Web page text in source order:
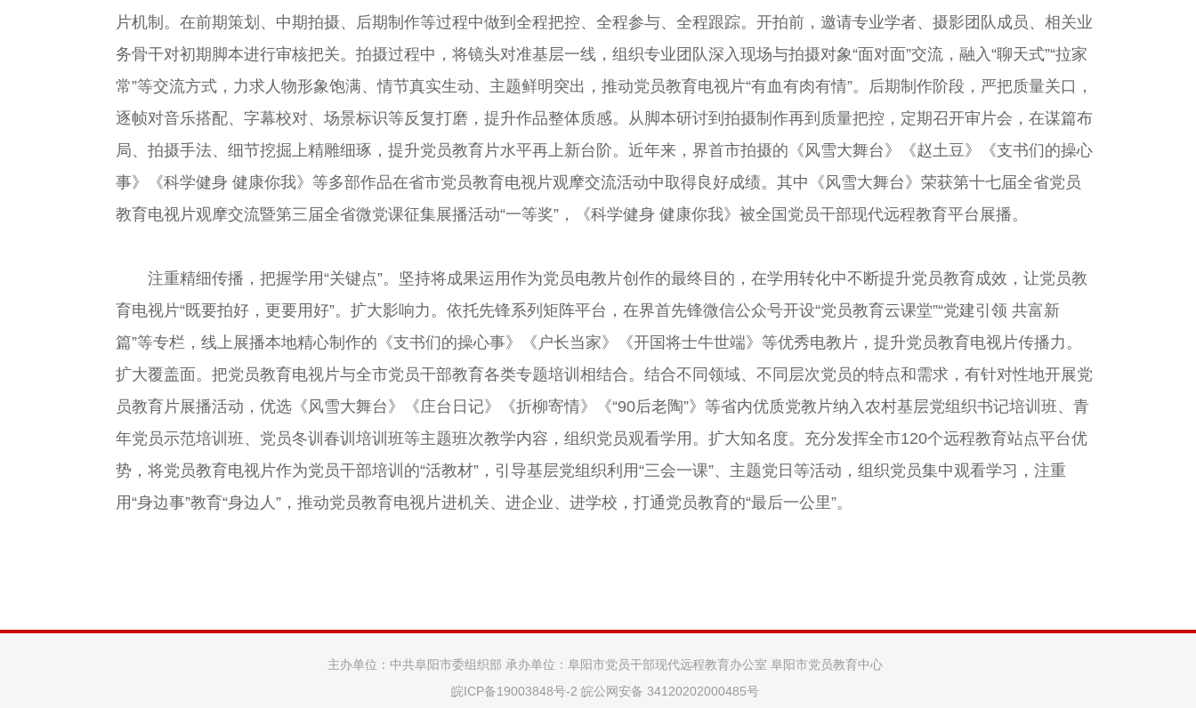
片机制。在前期策划、中期拍摄、后期制作等过程中做到全程把控、全程参与、全程跟踪。开拍前，邀请专业学者、摄影团队成员、相关业
务骨干对初期脚本进行审核把关。拍摄过程中，将镜头对准基层一线，组织专业团队深入现场与拍摄对象“面对面”交流，融入“聊天式”“拉家
常”等交流方式，力求人物形象饱满、情节真实生动、主题鲜明突出，推动党员教育电视片“有血有肉有情”。后期制作阶段，严把质量关口，
逐帧对音乐搭配、字幕校对、场景标识等反复打磨，提升作品整体质感。从脚本研讨到拍摄制作再到质量把控，定期召开审片会，在谋篇布
局、拍摄手法、细节挖掘上精雕细琢，提升党员教育片水平再上新台阶。近年来，界首市拍摄的《风雪大舞台》《赵土豆》《支书们的操心
事》《科学健身 健康你我》等多部作品在省市党员教育电视片观摩交流活动中取得良好成绩。其中《风雪大舞台》荣获第十七届全省党员
教育电视片观摩交流暨第三届全省微党课征集展播活动“一等奖”，《科学健身 健康你我》被全国党员干部现代远程教育平台展播。
注重精细传播，把握学用“关键点”。坚持将成果运用作为党员电教片创作的最终目的，在学用转化中不断提升党员教育成效，让党员教
育电视片“既要拍好，更要用好”。扩大影响力。依托先锋系列矩阵平台，在界首先锋微信公众号开设“党员教育云课堂”“党建引领 共富新
篇”等专栏，线上展播本地精心制作的《支书们的操心事》《户长当家》《开国将士牛世端》等优秀电教片，提升党员教育电视片传播力。
扩大覆盖面。把党员教育电视片与全市党员干部教育各类专题培训相结合。结合不同领域、不同层次党员的特点和需求，有针对性地开展党
员教育片展播活动，优选《风雪大舞台》《庄台日记》《折柳寄情》《“90后老陶”》等省内优质党教片纳入农村基层党组织书记培训班、青
年党员示范培训班、党员冬训春训培训班等主题班次教学内容，组织党员观看学用。扩大知名度。充分发挥全市120个远程教育站点平台优
势，将党员教育电视片作为党员干部培训的“活教材”，引导基层党组织利用“三会一课”、主题党日等活动，组织党员集中观看学习，注重
用“身边事”教育“身边人”，推动党员教育电视片进机关、进企业、进学校，打通党员教育的“最后一公里”。
主办单位：中共阜阳市委组织部 承办单位：阜阳市党员干部现代远程教育办公室 阜阳市党员教育中心
皖ICP备19003848号-2 皖公网安备 34120202000485号